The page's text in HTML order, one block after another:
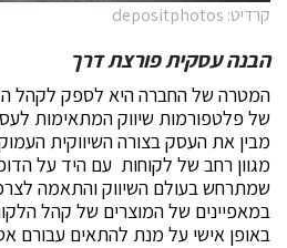
קרדיט: depositphotos
הבנה עסקית פורצת דרך
המטרה של החברה היא לספק לקהל
של פלטפורמות שיווק המתאימות
מבין את העסק בצורה השיווקית
מגוון רחב של לקוחות עם היד על
שמתרחש בעולם השיווק והתאמה
במאפיינים של המוצרים של קהל
באופן אישי על מנת להתאים עבורם